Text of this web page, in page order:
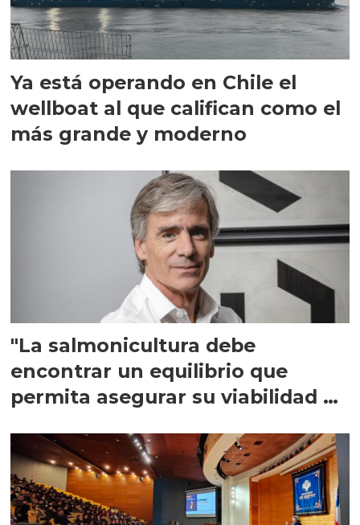
Ya está operando en Chile el
wellboat al que califican como el
más grande y moderno
"La salmonicultura debe
encontrar un equilibrio que
permita asegurar su viabilidad de